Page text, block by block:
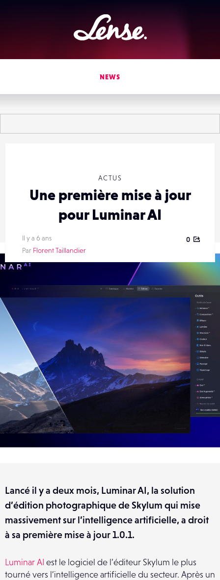
Lense
NEWS
ACTUS
Une première mise à jour
pour Luminar AI
Il y a 6 ans
Par Florent Taillandier
0
Lancé il y a deux mois, Luminar AI, la solution
d’édition photographique de Skylum qui mise
massivement sur l’intelligence artificielle, a droit
à sa première mise à jour 1.0.1.
Luminar AI est le logiciel de l’éditeur Skylum le plus
tourné vers l’intelligence artificielle du secteur. Après un